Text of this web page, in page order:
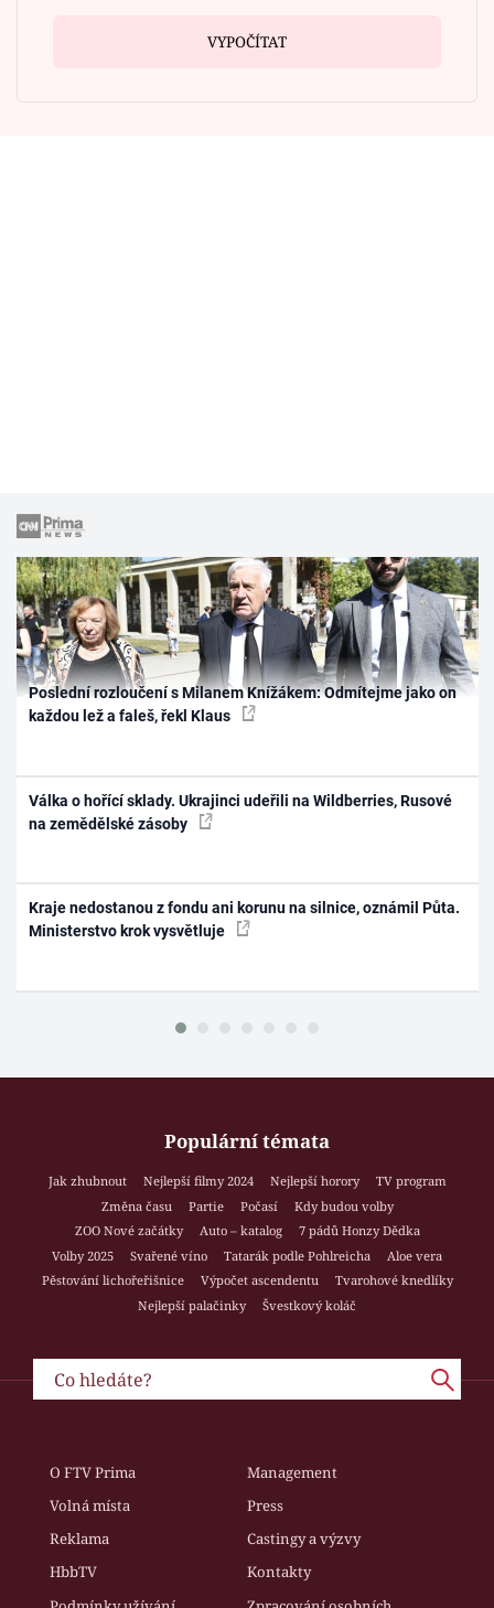
VYPOČÍTAT
Poslední rozloučení s Milanem Knížákem: Odmítejme jako on
každou lež a faleš, řekl Klaus
Válka o hořící sklady. Ukrajinci udeřili na Wildberries, Rusové
na zemědělské zásoby
Kraje nedostanou z fondu ani korunu na silnice, oznámil Půta.
Ministerstvo krok vysvětluje
Populární témata
Jak zhubnout Nejlepší filmy 2024 Nejlepší horory
TV program
Změna času
Partie Počasí
Kdy budou volby
ZOO Nové začátky
Auto – katalog
7 pádů Honzy Dědka
Volby 2025
Svařené víno Tatarák podle Pohlreicha
Aloe vera
Pěstování lichořeřišnice
Výpočet ascendentu
Tvarohové knedlíky
Nejlepší palačinky
Švestkový koláč
O FTV Prima
Management
Volná místa
Press
Reklama
Castingy a výzvy
HbbTV
Kontakty